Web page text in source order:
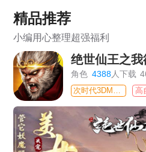
精品推荐
小编用心整理超强福利
绝世仙王之我
角色 4388人下载
高